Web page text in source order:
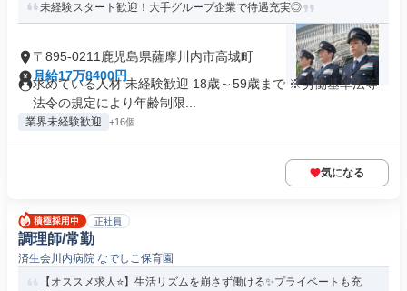
未経験スタート歓迎！大手グループ企業で待遇充実◎
〒895-0211鹿児島県薩摩川内市高城町
月給17万8400円
求めている人材 未経験歓迎 18歳～59歳まで ※労働基準法等
法令の規定により年齢制限...
業界未経験歓迎 +16個
気になる
正社員
調理師/常勤
済生会川内病院 なでしこ保育園
【オススメ求人⭐️】生活リズムを崩さず働ける✨プライベートも充